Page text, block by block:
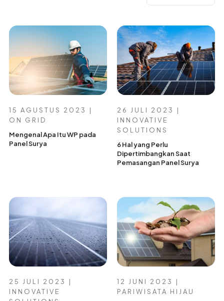
15 AGUSTUS 2023 |
ON GRID
Mengenal Apa Itu WP pada
Panel Surya
26 JULI 2023 |
INNOVATIVE
SOLUTIONS
6 Hal yang Perlu
Dipertimbangkan Saat
Pemasangan Panel Surya
25 JULI 2023 |
INNOVATIVE
12 JUNI 2023 |
PARIWISATA HIJAU